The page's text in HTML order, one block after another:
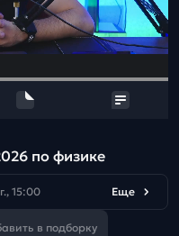
2026 по физике
15:00 Еще
в подборку